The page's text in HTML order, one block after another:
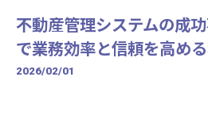
不動産管理システムの成
で業務効率と信頼を高め
2026/02/01